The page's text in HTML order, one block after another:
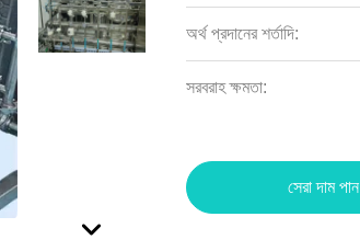
অর্থ প্রদানের শর্তাদি:
সরবরাহ ক্ষমতা:
সেরা দাম পান